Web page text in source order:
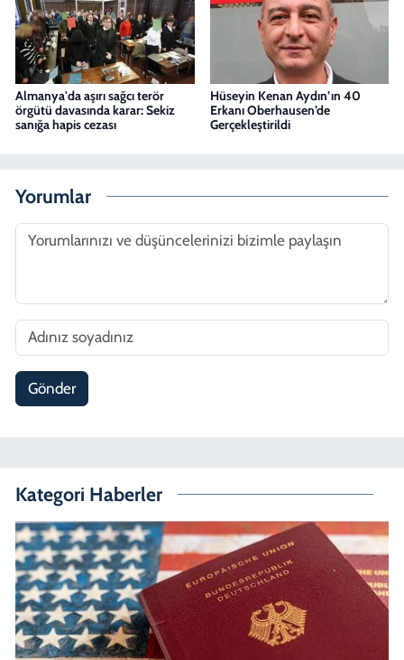
Almanya'da aşırı sağcı terör
örgütü davasında karar: Sekiz
sanığa hapis cezası
Hüseyin Kenan Aydın’ın 40
Erkanı Oberhausen’de
Gerçekleştirildi
Yorumlar
Gönder
Kategori Haberler